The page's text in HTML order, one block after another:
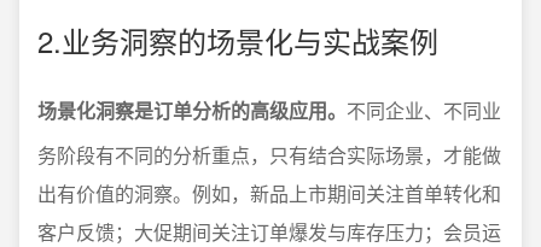
2.业务洞察的场景化与实战案例
场景化洞察是订单分析的高级应用。 不同企业、不同业
务阶段有不同的分析重点，只有结合实际场景，才能做
出有价值的洞察。例如，新品上市期间关注首单转化和
客户反馈；大促期间关注订单爆发与库存压力；会员运